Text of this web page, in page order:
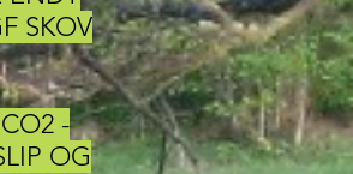
SKOV
-
OG